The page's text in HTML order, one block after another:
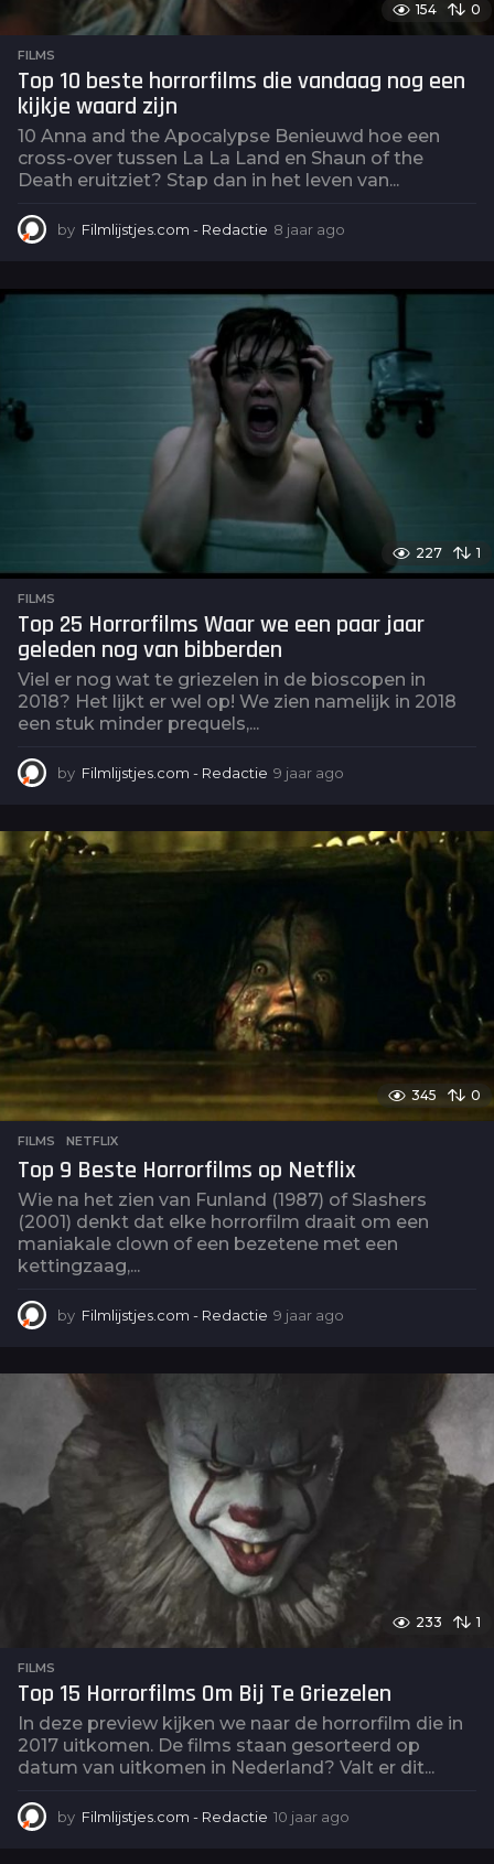
154 0
FILMS
Top 10 beste horrorfilms die vandaag nog een
kijkje waard zijn
10 Anna and the Apocalypse Benieuwd hoe een
cross-over tussen La La Land en Shaun of the
Death eruitziet? Stap dan in het leven van...
by Filmlijstjes.com - Redactie 8 jaar ago
a
227 1
FILMS
Top 25 Horrorfilms Waar we een paar jaar
geleden nog van bibberden
Viel er nog wat te griezelen in de bioscopen in
2018? Het lijkt er wel op! We zien namelijk in 2018
een stuk minder prequels,...
by Filmlijstjes.com - Redactie 9 jaar ago
a
r
345 0
FILMS ,NETFLIX
Top 9 Beste Horrorfilms op Netflix
Wie na het zien van Funland (1987) of Slashers
(2001) denkt dat elke horrorfilm draait om een
maniakale clown of een bezetene met een
kettingzaag,...
by Filmlijstjes.com - Redactie 9 jaar ago
233 1
FILMS
Top 15 Horrorfilms Om Bij Te Griezelen
In deze preview kijken we naar de horrorfilm die in
2017 uitkomen. De films staan gesorteerd op
datum van uitkomen in Nederland? Valt er dit...
by Filmlijstjes.com - Redactie 10 jaar ago